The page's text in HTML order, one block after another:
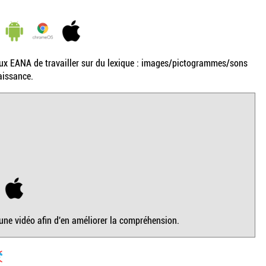
EANA de travailler sur du lexique : images/pictogrammes/sons
vidéo afin d'en améliorer la compréhension.